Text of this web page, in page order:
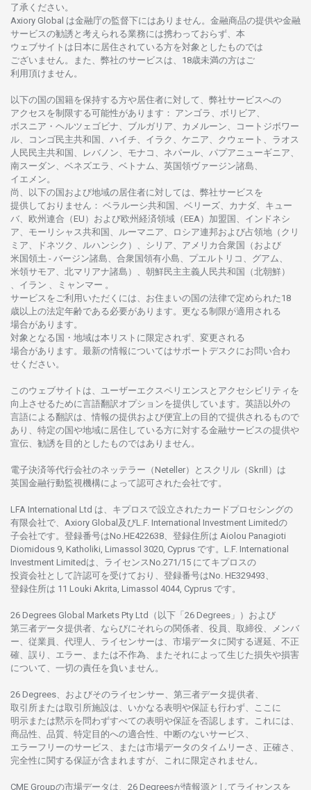
了承ください。
Axiory Global は金融庁の監督下にはありません。 金融商品の提供や金融
サービスの勧誘と 考えられる業務には携わっておらず、 本
ウェブサイトは 日本に 居住さ れている方を対象としたものでは
ございません。
また、 弊社のサービスは、18歳未満の方は ご
利用頂けません 。
以下の国の国籍を保持する方や居住者に対して、 弊社サービスへの
アクセスを制限する可能性があります ： アンゴラ、ボリビア、
ボスニア ・ ヘルツェゴビナ、ブルガリア、カメルーン、コートジボワー
ル、
コンゴ民主共和国、ハイチ、イラク、ケニア、クウェート、 ラオス
人民民主共和国、レバノン、モナコ、ネパール、パプアニューギニア、
南スーダン、ベネズエラ、ベトナム、 英国領ヴァージン諸島、
イエメン。
尚、 以下の国および地域の居住者に対しては、 弊社サービスを
提供しておりません ： ベラルーシ共和国、ベリーズ、カナダ、キュー
バ、 欧州連合 （EU） および欧州経済領域 （EEA）加盟国、インドネシ
ア、 モーリシャス共和国、ルーマニア、 ロシア連邦および占領地 （クリ
ミア、ドネツク、ルハンシク）、シリア、 アメリカ合衆国 （および
米国領土 - バージン諸島、合衆国領有小島、プエルトリコ、グアム、
米領サモア、 北マリアナ諸島）、 朝鮮民主主義人民共和国 （北朝鮮）
、イラン 、ミャンマー 。
サービスを ご利用いただくには、お住まいの国の法律で定められた 18
歳以上の法定年齢である必要があります。 更なる制限が適用さ れる
場合があります。
対象となる国 ・ 地域は本 リストに限定さ れず、 変更さ れる
場合があります。 最新の情報についてはサポートデスクに お問い合わ
せくださ い。
このウェブサイトは、 ユーザーエクスペリエンスと アクセシビリティを
向上さ せるために言語翻訳オプションを提供しています。 英語以外の
言語に よる翻訳は、 情報の提供および便宜上の目的で提供さ れるもので
あり、 特定の国や地域に 居住している方に対する金融サービスの提供や
宣伝、 勧誘を 目的としたものではありません。
電子決済等代行会社のネッテラー （Neteller）と スクリル （Skrill）は
英国金融行動監視機構に よって認可さ れた会社です。
LFA International Ltd は、 キプロスで設立さ れた カードプロセシングの
有限会社で、Axiory Global及びL.F. International Investment Limitedの
子会社です。 登録番号はNo.HE422638、 登録住所は Aiolou Panagioti
Diomidous 9, Katholiki, Limassol 3020, Cyprus です。L.F. International
Investment Limitedは、 ライセンスNo.271/15 にてキプロスの
投資会社として許認可を受けており、 登録番号はNo. HE329493、
登録住所は 11 Louki Akrita, Limassol 4044, Cyprus です。
26 Degrees Global Markets Pty Ltd（以下「26 Degrees」） および
第三者データ提供者、ならびにそれらの関係者、役員、取締役、メンバ
ー、従業員、代理人、ライセンサーは、 市場データに関する遅延、不正
確、誤り、エラー、
または不作為、 またそれに よって生じた損失や損害
について、 一切の責任を負いません。
26 Degrees、 およびそのライセンサー、 第三者データ提供者、
取引所または取引所施設は、いかなる表明や保証も行わず、
ここに
明示または黙示を問わずすべての表明や保証を否認し ます。
これには、
商品性、品質、 特定目的への適合性、 中断のないサービス、
エラーフリーのサービス、 または市場データのタイムリーさ、正確さ、
完全性に関する保証が含まれますが、これに限定さ れません。
CME Groupの市場データは、26 Degreesが情報源としてライセンスを